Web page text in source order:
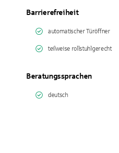
Barrierefreiheit
automatischer Türöffner
teilweise rollstuhlgerecht
Beratungssprachen
deutsch